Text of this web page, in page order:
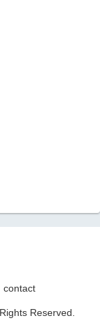
contact
Reserved.